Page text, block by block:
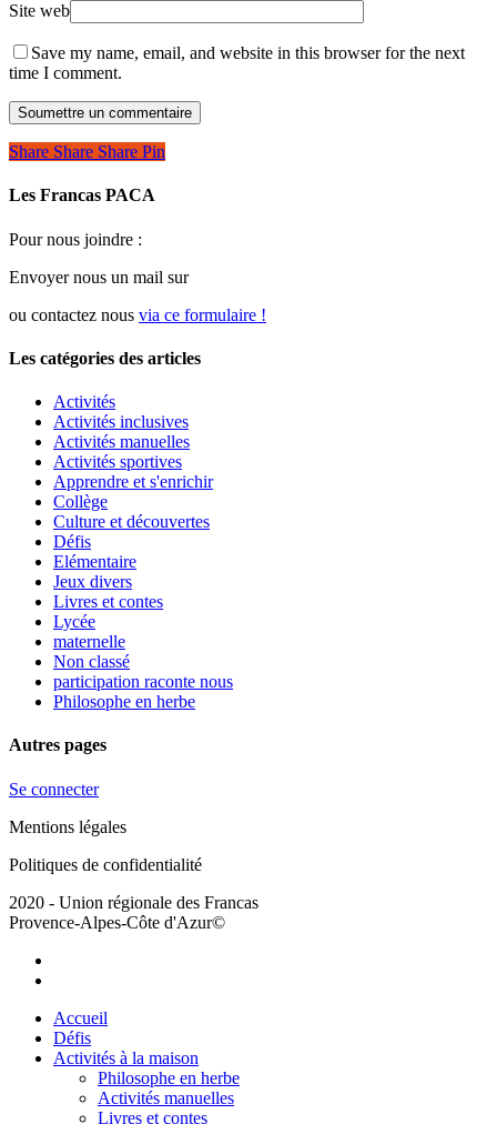
Site web
Save my name, email, and website in this browser for the next
time I comment.
Share
Share Share Share Pin
Les Francas PACA
Pour nous joindre :
Envoyer nous un mail sur
ou contactez nous via ce formulaire !
Les catégories des articles
Activités
Activités inclusives
Activités manuelles
Activités sportives
Apprendre et s'enrichir
Collège
Culture et découvertes
Défis
Elémentaire
Jeux divers
Livres et contes
Lycée
maternelle
Non classé
participation raconte nous
Philosophe en herbe
Autres pages
Se connecter
Mentions légales
Politiques de confidentialité
2020 - Union régionale des Francas
Provence-Alpes-Côte d'Azur©
Close
Menu
Accueil
Défis
Activités à la maison
Philosophe en herbe
Activités manuelles
Livres et contes